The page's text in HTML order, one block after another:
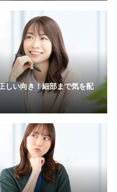
しい向き！細部まで気を配